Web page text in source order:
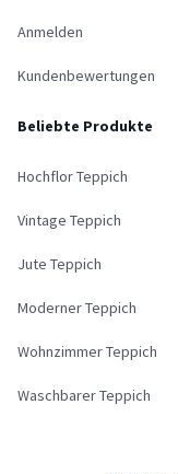
Anmelden
Kundenbewertungen
Beliebte Produkte
Hochflor Teppich
Vintage Teppich
Jute Teppich
Moderner Teppich
Wohnzimmer Teppich
Waschbarer Teppich